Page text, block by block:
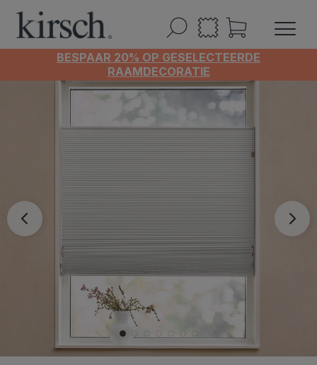
BESPAAR 20% OP GESELECTEERDE
RAAMDECORATIE